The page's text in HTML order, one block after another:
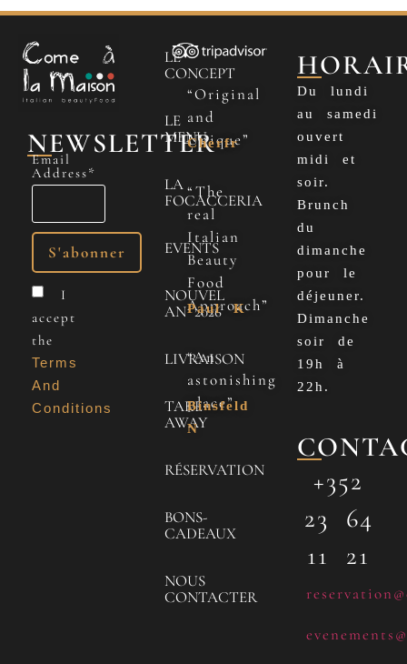
NEWSLETTER
Email
Address*
I
accept
the
Terms
And
Conditions
LE
CONCEPT
LE
MENU
LA
FOCACCERIA
EVENTS
NOUVEL
AN 2026
LIVRAISON
TAKE
AWAY
RÉSERVATION
BONS-
CADEAUX
NOUS
CONTACTER
“Original
and
Unique”
Cherfr
“The
real
Italian
Beauty
Food
Approach”
Paul K
“An
astonishing
place”
Binsfeld
N
Du lundi
au samedi
ouvert
midi et
soir.
Brunch
du
dimanche
pour le
déjeuner.
Dimanche
soir de
19h à
22h.
+352
23 64
11 21